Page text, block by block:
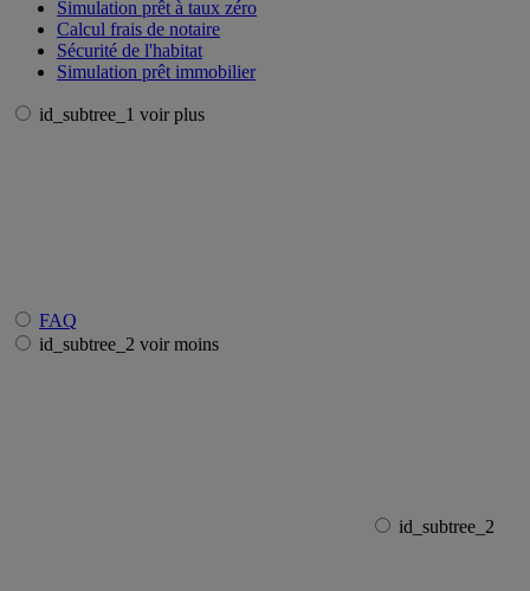
Simulation prêt à taux zéro
Calcul frais de notaire
Sécurité de l'habitat
Simulation prêt immobilier
id_subtree_1 voir plus
FAQ
id_subtree_2 voir moins
id_subtree_2